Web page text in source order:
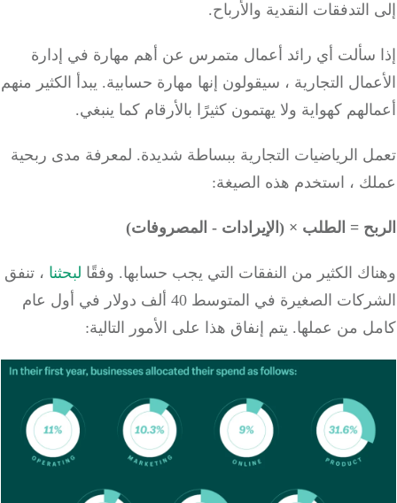
النقدية والأرباح.
سألت أي رائد أعمال متمرس عن أهم مهارة في إدارة
التجارية ، سيقولون إنها مهارة حسابية.يبدأ الكثير منهم
كهواية ولا يهتمون كثيرًا بالأرقام كما ينبغي.
الرياضيات التجارية ببساطة شديدة.لمعرفة مدى ربحية
، استخدم هذه الصيغة:
= الطلب × (الإيرادات - المصروفات)
الكثير من النفقات التي يجب حسابها.وفقًالبحثنا، تنفق
الشركات الصغيرة في المتوسط 40 ألف دولار في أول عام
من عملها.يتم إنفاق هذا على الأمور التالية: